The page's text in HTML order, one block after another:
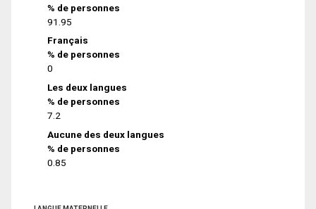
% de personnes
91.95
Français
% de personnes
0
Les deux langues
% de personnes
7.2
Aucune des deux langues
% de personnes
0.85